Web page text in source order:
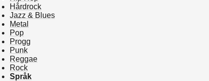
Hårdrock
Jazz & Blues
Metal
Pop
Progg
Punk
Reggae
Rock
Språk